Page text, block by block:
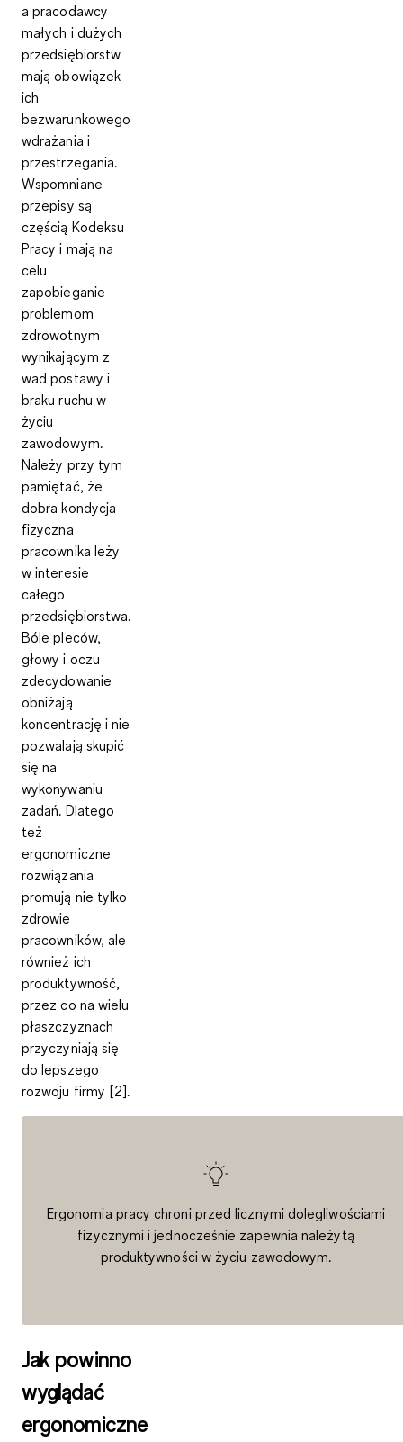
a pracodawcy
małych i dużych
przedsiębiorstw
mają obowiązek
ich
bezwarunkowego
wdrażania i
przestrzegania.
Wspomniane
przepisy są
częścią Kodeksu
Pracy i mają na
celu
zapobieganie
problemom
zdrowotnym
wynikającym z
wad postawy i
braku ruchu w
życiu
zawodowym.
Należy przy tym
pamiętać, że
dobra kondycja
fizyczna
pracownika leży
w interesie
całego
przedsiębiorstwa.
Bóle pleców,
głowy i oczu
zdecydowanie
obniżają
koncentrację i nie
pozwalają skupić
się na
wykonywaniu
zadań. Dlatego
też
ergonomiczne
rozwiązania
promują nie tylko
zdrowie
pracowników, ale
również ich
produktywność,
przez co na wielu
płaszczyznach
przyczyniają się
do lepszego
rozwoju firmy [2].
Ergonomia pracy chroni przed licznymi dolegliwościami
fizycznymi i jednocześnie zapewnia należytą
produktywności w życiu zawodowym.
Jak powinno
wyglądać
ergonomiczne